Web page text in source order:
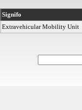
Signifo
Extravehicular Mobility Unit